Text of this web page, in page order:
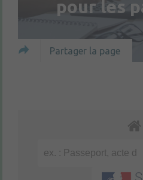
pour les
Partager la page